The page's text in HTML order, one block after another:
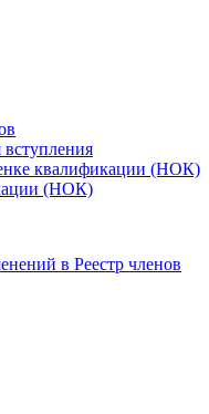
квалификации (НОК)
(НОК)
в Реестр членов